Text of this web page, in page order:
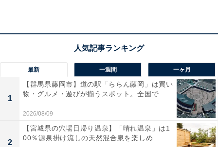
宿泊可否
宿泊：不可
【千葉県の人気スーパー銭湯】「成田 龍泉の
湯」はさまざまな湯舟が楽しめる天然温泉施
設。食事処の釜めしも人気【2025年12月調
最新 一週間 一ヶ月
1
【群馬県藤岡市】道の駅「ららん藤岡」は買い
物・グルメ・遊びが揃うスポット。全国で...
2026/08/09
2
【宮城県の穴場日帰り温泉】「晴れ温泉」は1
00％源泉掛け流しの天然混合泉を楽しめ...